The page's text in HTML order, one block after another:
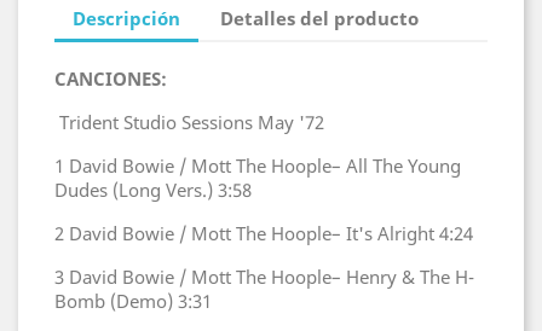
Descripción Detalles del producto
CANCIONES:
Trident Studio Sessions May '72
1 David Bowie / Mott The Hoople– All The Young
Dudes (Long Vers.) 3:58
2 David Bowie / Mott The Hoople– It's Alright 4:24
3 David Bowie / Mott The Hoople– Henry & The H-
Bomb (Demo) 3:31